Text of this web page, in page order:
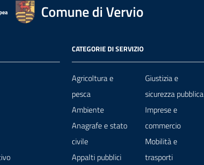
Comune di Vervio
CATEGORIE DI SERVIZIO
Agricoltura e
pesca
Ambiente
Anagrafe e stato
civile
Appalti pubblici
Giustizia e
sicurezza pubblica
Imprese e
commercio
Mobilità e
trasporti